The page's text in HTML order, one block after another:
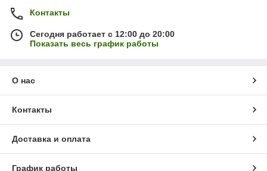
Контакты
Сегодня работает с 12:00 до 20:00
Показать весь график работы
О нас
Контакты
Доставка и оплата
График работы